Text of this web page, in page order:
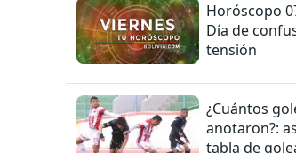
Horóscopo
Día de
tensión
¿Cuántos
anotaron?:
tabla de